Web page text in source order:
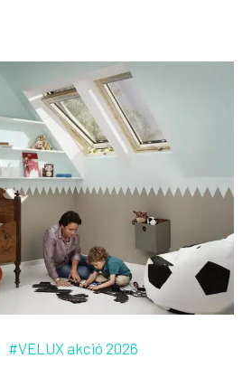
#VELUX akció 2026